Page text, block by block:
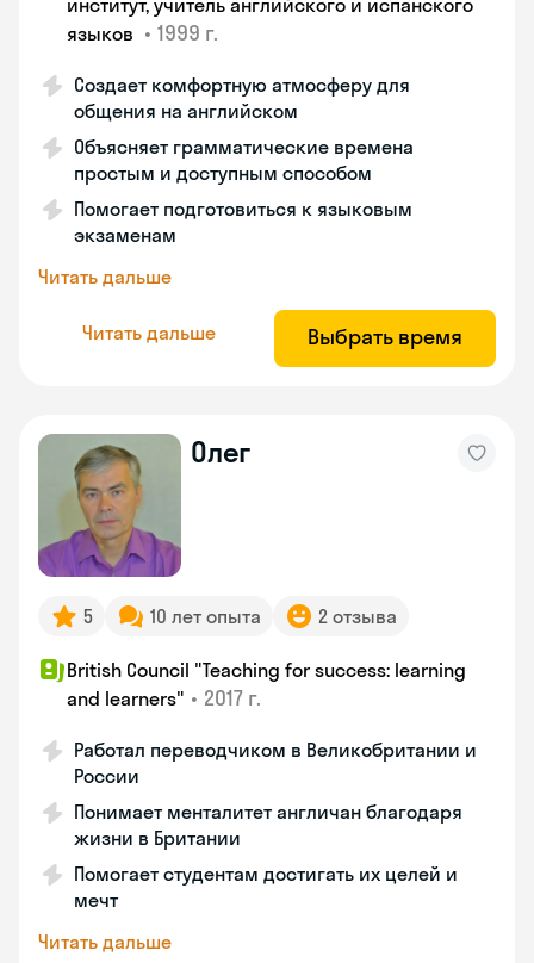
институт, учитель английского и испанского
языков • 1999 г.
Создает комфортную атмосферу для
общения на английском
Объясняет грамматические времена
простым и доступным способом
Помогает подготовиться к языковым
экзаменам
Читать дальше
Читать дальше Выбрать время
Олег
5 10 лет опыта 2 отзыва
British Council "Teaching for success: learning
and learners" • 2017 г.
Работал переводчиком в Великобритании и
России
Понимает менталитет англичан благодаря
жизни в Британии
Помогает студентам достигать их целей и
мечт
Читать дальше